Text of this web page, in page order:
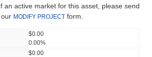
an active market for this asset, please send
MODIFY PROJECT form.
$0.00
0.00%
$0.00